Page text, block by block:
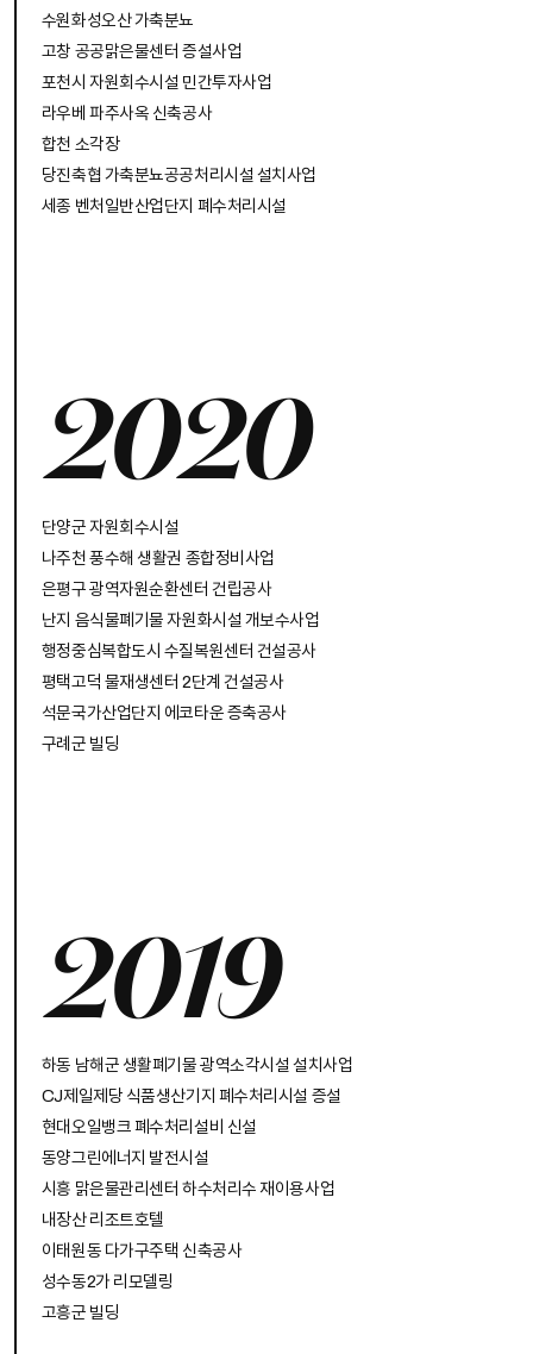
수원화성오산 가축분뇨
고창 공공맑은물센터 증설사업
포천시 자원회수시설 민간투자사업
라우베 파주사옥 신축공사
합천 소각장
당진축협 가축분뇨공공처리시설 설치사업
세종 벤처일반산업단지 폐수처리시설
2020
단양군 자원회수시설
나주천 풍수해 생활권 종합정비사업
은평구 광역자원순환센터 건립공사
난지 음식물폐기물 자원화시설 개보수사업
행정중심복합도시 수질복원센터 건설공사
평택고덕 물재생센터 2단계 건설공사
석문국가산업단지 에코타운 증축공사
구례군 빌딩
2019
하동 남해군 생활폐기물 광역소각시설 설치사업
CJ제일제당 식품생산기지 폐수처리시설 증설
현대오일뱅크 폐수처리설비 신설
동양그린에너지 발전시설
시흥 맑은물관리센터 하수처리수 재이용사업
내장산 리조트호텔
이태원동 다가구주택 신축공사
성수동2가 리모델링
고흥군 빌딩